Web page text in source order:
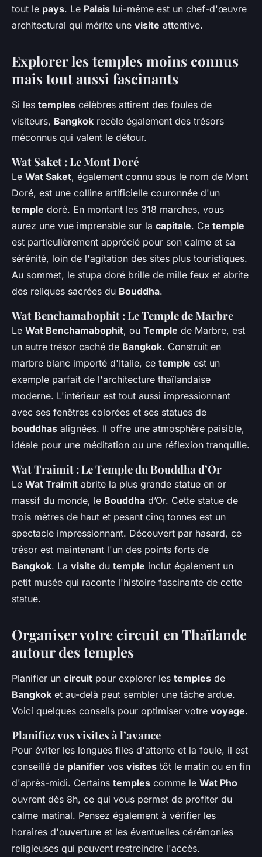
tout le pays. Le Palais lui-même est un chef-d'œuvre
architectural qui mérite une visite attentive.
Explorer les temples moins connus
mais tout aussi fascinants
Si les temples célèbres attirent des foules de
visiteurs, Bangkok recèle également des trésors
méconnus qui valent le détour.
Wat Saket : Le Mont Doré
Le Wat Saket, également connu sous le nom de Mont
Doré, est une colline artificielle couronnée d'un
temple doré. En montant les 318 marches, vous
aurez une vue imprenable sur la capitale. Ce temple
est particulièrement apprécié pour son calme et sa
sérénité, loin de l'agitation des sites plus touristiques.
Au sommet, le stupa doré brille de mille feux et abrite
des reliques sacrées du Bouddha.
Wat Benchamabophit : Le Temple de Marbre
Le Wat Benchamabophit, ou Temple de Marbre, est
un autre trésor caché de Bangkok. Construit en
marbre blanc importé d'Italie, ce temple est un
exemple parfait de l'architecture thaïlandaise
moderne. L'intérieur est tout aussi impressionnant
avec ses fenêtres colorées et ses statues de
bouddhas alignées. Il offre une atmosphère paisible,
idéale pour une méditation ou une réflexion tranquille.
Wat Traimit : Le Temple du Bouddha d’Or
Le Wat Traimit abrite la plus grande statue en or
massif du monde, le Bouddha d’Or. Cette statue de
trois mètres de haut et pesant cinq tonnes est un
spectacle impressionnant. Découvert par hasard, ce
trésor est maintenant l'un des points forts de
Bangkok. La visite du temple inclut également un
petit musée qui raconte l'histoire fascinante de cette
statue.
Organiser votre circuit en Thaïlande
autour des temples
Planifier un circuit pour explorer les temples de
Bangkok et au-delà peut sembler une tâche ardue.
Voici quelques conseils pour optimiser votre voyage.
Planifiez vos visites à l’avance
Pour éviter les longues files d'attente et la foule, il est
conseillé de planifier vos visites tôt le matin ou en fin
d'après-midi. Certains temples comme le Wat Pho
ouvrent dès 8h, ce qui vous permet de profiter du
calme matinal. Pensez également à vérifier les
horaires d'ouverture et les éventuelles cérémonies
religieuses qui peuvent restreindre l'accès.